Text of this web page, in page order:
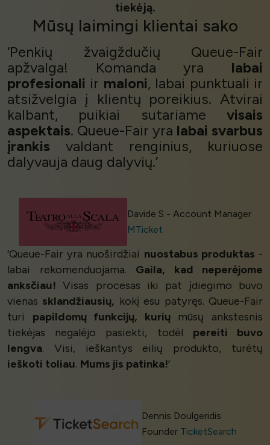
tiekėją.
Mūsų laimingi klientai sako
‘Penkių žvaigždučių Queue-Fair
apžvalga! Komanda yra labai
profesionali ir maloni, labai punktuali ir
atsižvelgia į klientų poreikius. Atvirai
kalbant, puikiai sutariame visais
aspektais. Queue-Fair yra labai svarbus
įrankis valdant renginius, kuriuose
dalyvauja daug dalyvių.’
Davide S - Account Manager
MTicket
‘Queue-Fair yra nuoširdžiai nuostabus produktas -
labai rekomenduojama. Gaila, kad neperėjome
anksčiau! Visas procesas iki pat įdiegimo buvo
vienas sklandžiausių, kokį esu patyręs. Queue-Fair
turi papildomų funkcijų, kurių mūsų ankstesnis
tiekėjas negalėjo pasiekti, todėl pereiti buvo
lengva. Visi, ieškantys eilių produkto, turėtų
ieškoti toliau. Mums jis patinka!’
Dennis Doulgeridis
Founder TicketSearch